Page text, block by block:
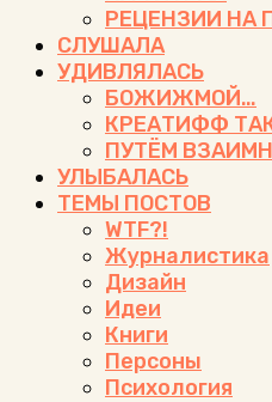
РЕЦЕНЗИИ НА
СЛУШАЛА
УДИВЛЯЛАСЬ
БОЖИЖМОЙ…
КРЕАТИФФ
ПУТЁМ
УЛЫБАЛАСЬ
ТЕМЫ ПОСТОВ
WTF?!
Журналистика
Дизайн
Идеи
Книги
Персоны
Психология